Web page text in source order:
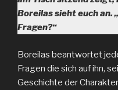
Boreilas sieht euch an.
Fragen?“
Boreilas beantwortet
Fragen die sich auf ihn,
Geschichte der